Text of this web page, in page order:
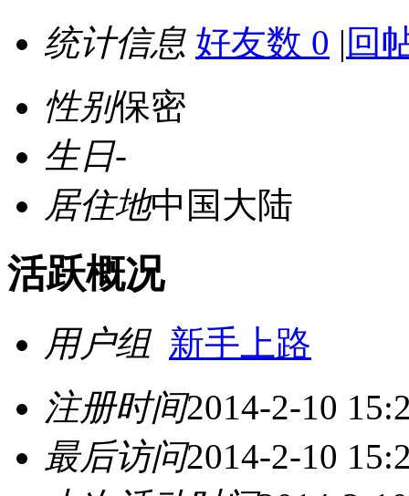
统计信息 好友数 0 | 回
性别保密
生日-
居住地中国大陆
活跃概况
用户组 新手上路
注册时间2014-2-10
最后访问2014-2-10